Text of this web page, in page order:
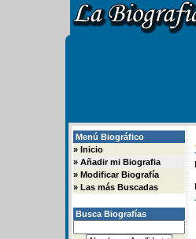
Menú Biográfico
» Inicio
» Añadir mi Biografia
» Modificar Biografía
» Las más Buscadas
Busca Biografías